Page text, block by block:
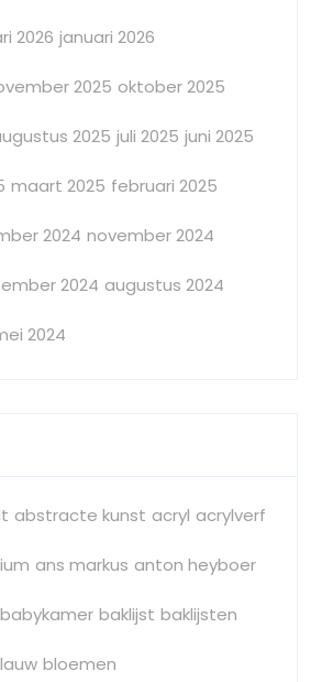
2026 januari 2026
2025 oktober 2025
2025 juli 2025 juni 2025
maart 2025 februari 2025
2024 november 2024
2024 augustus 2024
2024
abstracte kunst acryl acrylverf
ans markus anton heyboer
babykamer baklijst baklijsten
bloemen